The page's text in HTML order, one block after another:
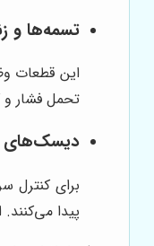
تسمه‌ها و
این قطعات
تحمل فشار و
دیسک‌های
برای کنترل
پیدا